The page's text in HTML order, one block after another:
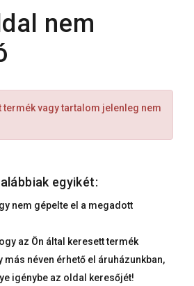
nem
termék vagy tartalom jelenleg nem
egyikét:
nem gépelte el a megadott
az Ön által keresett termék
más néven érhető el áruházunkban,
igénybe az oldal keresőjét!